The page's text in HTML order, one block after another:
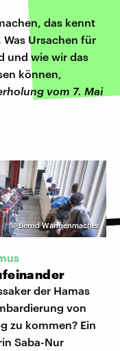
das kennt
Ursachen für
und wie wir das
können,
vom 7. Mai
©Bernd Wannenmacher
der Hamas
von
zu kommen? Ein
Saba-Nur